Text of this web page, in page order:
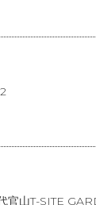
官山T-SITE